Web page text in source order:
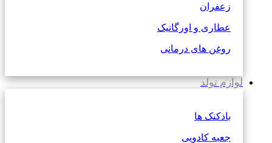
زعفران
عطاری و اورگانیک
روغن های درمانی
لوازم تولد
بادکنک ها
جعبه کادویی